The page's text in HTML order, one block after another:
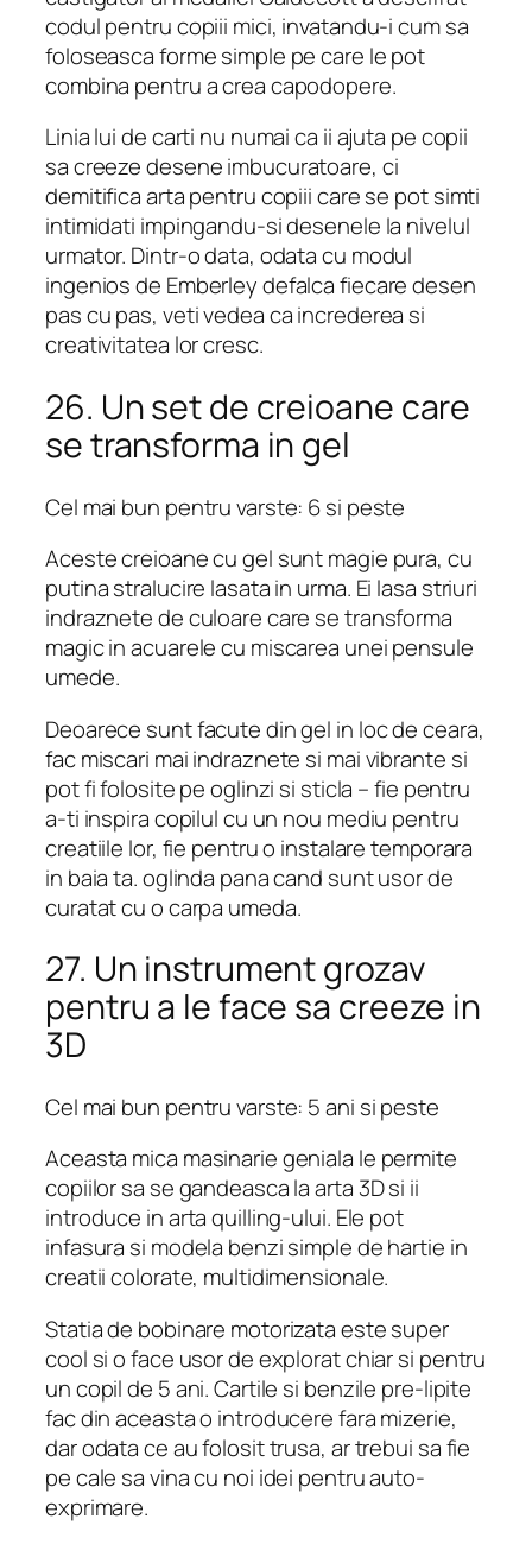
codul pentru copiii mici, invatandu-i cum sa
foloseasca forme simple pe care le pot
combina pentru a crea capodopere.
Linia lui de carti nu numai ca ii ajuta pe copii
sa creeze desene imbucuratoare, ci
demitifica arta pentru copiii care se pot simti
intimidati impingandu-si desenele la nivelul
urmator. Dintr-o data, odata cu modul
ingenios de Emberley defalca fiecare desen
pas cu pas, veti vedea ca increderea si
creativitatea lor cresc.
26. Un set de creioane care
se transforma in gel
Cel mai bun pentru varste: 6 si peste
Aceste creioane cu gel sunt magie pura, cu
putina stralucire lasata in urma. Ei lasa striuri
indraznete de culoare care se transforma
magic in acuarele cu miscarea unei pensule
umede.
Deoarece sunt facute din gel in loc de ceara,
fac miscari mai indraznete si mai vibrante si
pot fi folosite pe oglinzi si sticla – fie pentru
a-ti inspira copilul cu un nou mediu pentru
creatiile lor, fie pentru o instalare temporara
in baia ta. oglinda pana cand sunt usor de
curatat cu o carpa umeda.
27. Un instrument grozav
pentru a le face sa creeze in
3D
Cel mai bun pentru varste: 5 ani si peste
Aceasta mica masinarie geniala le permite
copiilor sa se gandeasca la arta 3D si ii
introduce in arta quilling-ului. Ele pot
infasura si modela benzi simple de hartie in
creatii colorate, multidimensionale.
Statia de bobinare motorizata este super
cool si o face usor de explorat chiar si pentru
un copil de 5 ani. Cartile si benzile pre-lipite
fac din aceasta o introducere fara mizerie,
dar odata ce au folosit trusa, ar trebui sa fie
pe cale sa vina cu noi idei pentru auto-
exprimare.